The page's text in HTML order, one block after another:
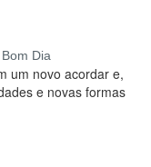
Dia
um novo acordar e,
e novas formas